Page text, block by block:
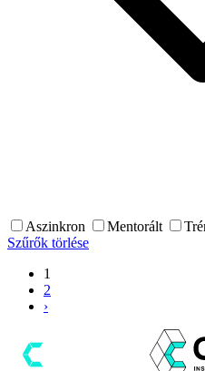
Aszinkron Mentorált
Szűrők törlése
1
2
›